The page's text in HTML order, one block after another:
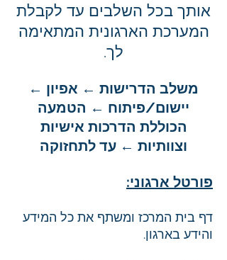
אותך בכל השלבים עד לקבלת
המערכת הארגונית המתאימה
לך.
משלב הדרישות ← אפיון ←
יישום/פיתוח ← הטמעה
הכוללת הדרכות אישיות
וצוותיות ← עד לתחזוקה
פורטל ארגוני:
דף בית המרכז ומשתף את כל המידע
והידע בארגון.